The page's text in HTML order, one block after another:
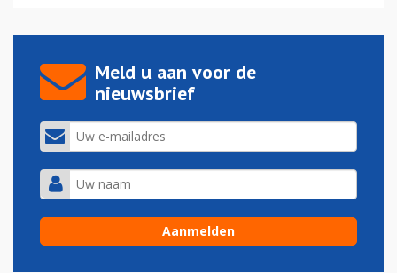
Meld u aan voor de
nieuwsbrief